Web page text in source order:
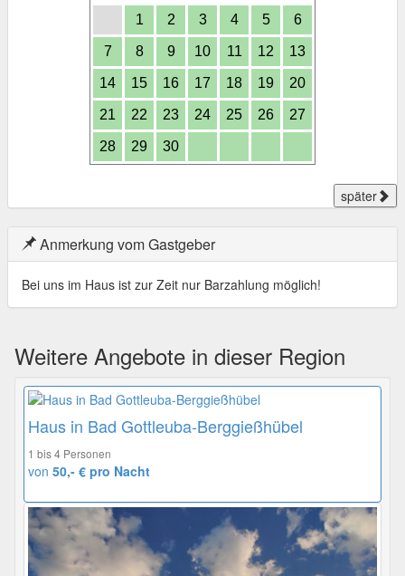
1 2 3 4 5 6
7 8 9 10 11 12 13
14 15 16 17 18 19 20
21 22 23 24 25 26 27
28 29 30
später
Anmerkung vom Gastgeber
Bei uns im Haus ist zur Zeit nur Barzahlung möglich!
Weitere Angebote in dieser Region
Haus in Bad Gottleuba-Berggießhübel
1 bis 4 Personen
von 50,- € pro Nacht